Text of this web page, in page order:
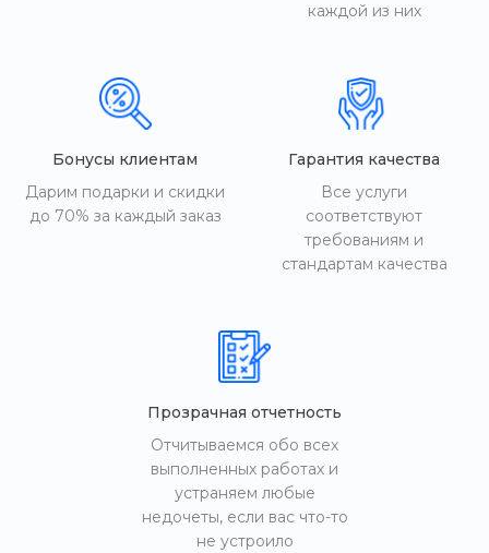
каждой из них
Бонусы клиентам
Дарим подарки и скидки
до 70% за каждый заказ
Гарантия качества
Все услуги
соответствуют
требованиям и
стандартам качества
Прозрачная отчетность
Отчитываемся обо всех
выполненных работах и
устраняем любые
недочеты, если вас что-то
не устроило